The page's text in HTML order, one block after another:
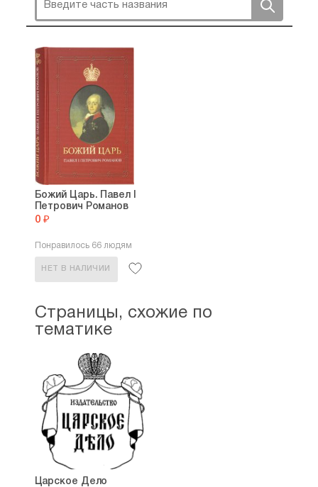
Божий Царь. Павел I
Петрович Романов
0 ₽
Понравилось 66 людям
НЕТ В НАЛИЧИИ
Страницы, схожие по
тематике
Царское Дело